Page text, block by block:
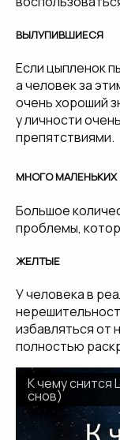
ВЫЛУПИВШИЕСЯ
Если цыпленок
а человек за
очень хороший
у личности
препятствиями.
МНОГО МАЛЕНЬКИХ
Большое
проблемы,
ЖЕЛТЫЕ
У человека в
избавляться от
полностью
К чему снится
снов)